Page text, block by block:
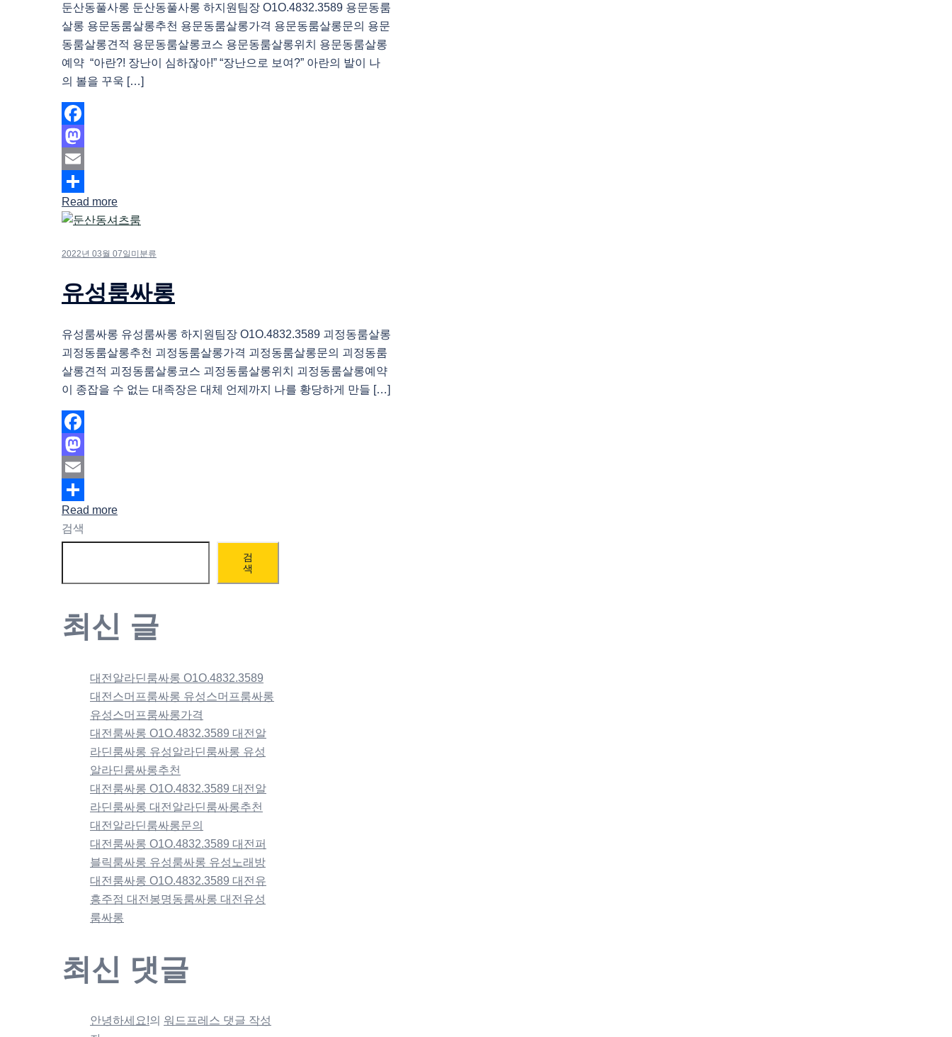
둔산동풀사롱 둔산동풀사롱 하지원팀장 O1O.4832.3589 용문동룸
살롱 용문동룸살롱추천 용문동룸살롱가격 용문동룸살롱문의 용문
동룸살롱견적 용문동룸살롱코스 용문동룸살롱위치 용문동룸살롱
예약 “아란?! 장난이 심하잖아!” “장난으로 보여?” 아란의 발이 나
의 볼을 꾸욱 […]
Facebook
Mastodon
Email
Share
Read more
2022년 03월 07일 미분류
유성룸싸롱
유성룸싸롱 유성룸싸롱 하지원팀장 O1O.4832.3589 괴정동룸살롱
괴정동룸살롱추천 괴정동룸살롱가격 괴정동룸살롱문의 괴정동룸
살롱견적 괴정동룸살롱코스 괴정동룸살롱위치 괴정동룸살롱예약
이 종잡을 수 없는 대족장은 대체 언제까지 나를 황당하게 만들 […]
Facebook
Mastodon
Email
Share
Read more
검색
검
색
최신 글
대전알라딘룸싸롱 O1O.4832.3589
대전스머프룸싸롱 유성스머프룸싸롱
유성스머프룸싸롱가격
대전룸싸롱 O1O.4832.3589 대전알
라딘룸싸롱 유성알라딘룸싸롱 유성
알라딘룸싸롱추천
대전룸싸롱 O1O.4832.3589 대전알
라딘룸싸롱 대전알라딘룸싸롱추천
대전알라딘룸싸롱문의
대전룸싸롱 O1O.4832.3589 대전퍼
블릭룸싸롱 유성룸싸롱 유성노래방
대전룸싸롱 O1O.4832.3589 대전유
흥주점 대전봉명동룸싸롱 대전유성
룸싸롱
최신 댓글
안녕하세요!의 워드프레스 댓글 작성